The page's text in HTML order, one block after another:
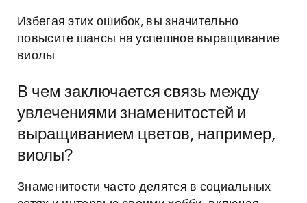
Избегая этих ошибок, вы значительно
повысите шансы на успешное выращивание
виолы.
В чем заключается связь между
увлечениями знаменитостей и
выращиванием цветов, например,
виолы?
Знаменитости часто делятся в социальных